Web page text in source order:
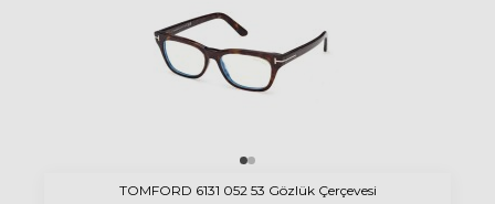
TOMFORD 6131 052 53 Gözlük Çerçevesi